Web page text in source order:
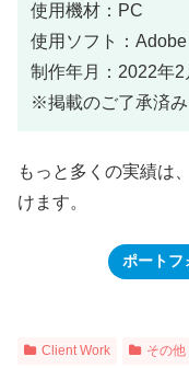
使用機材：PC
使用ソフト：
制作年月：2022年2
※掲載のご了承済み
もっと多くの実績は
けます。
ポートフ
Client Work その他